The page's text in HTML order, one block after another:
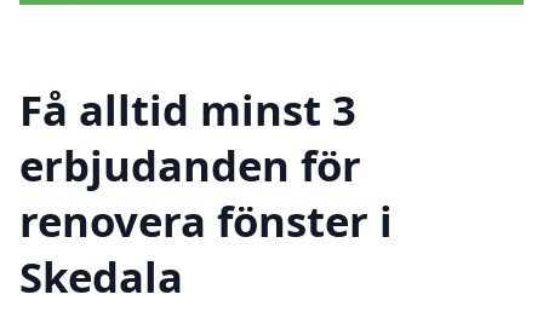
Få alltid minst 3
erbjudanden för
renovera fönster i
Skedala